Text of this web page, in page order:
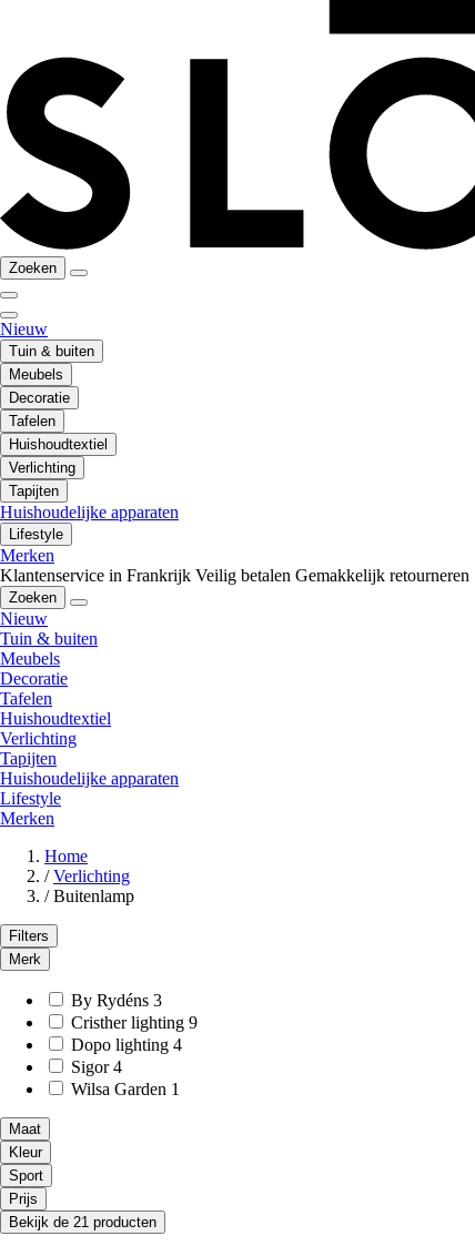
Zoeken
Nieuw
Tuin & buiten
Meubels
Decoratie
Tafelen
Huishoudtextiel
Verlichting
Tapijten
Huishoudelijke apparaten
Lifestyle
Merken
Klantenservice in Frankrijk Veilig betalen Gemakkelijk retourneren
Zoeken
Nieuw
Tuin & buiten
Meubels
Decoratie
Tafelen
Huishoudtextiel
Verlichting
Tapijten
Huishoudelijke apparaten
Lifestyle
Merken
Home
/ Verlichting
/ Buitenlamp
Filters
Merk
By Rydéns 3
Cristher lighting 9
Dopo lighting 4
Sigor 4
Wilsa Garden 1
Maat
Kleur
Sport
Prijs
Bekijk de 21 producten